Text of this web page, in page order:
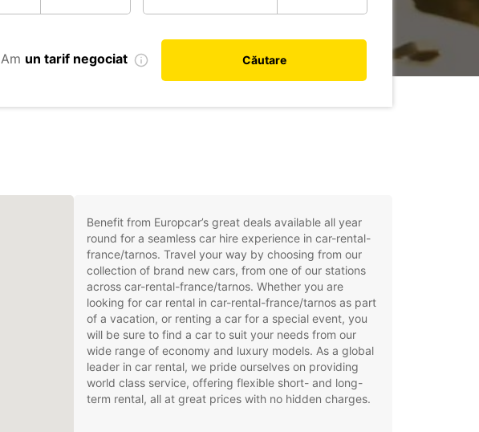
Am un tarif negociat Căutare
Benefit from Europcar’s great deals available all year
round for a seamless car hire experience in car-rental-
france/tarnos. Travel your way by choosing from our
collection of brand new cars, from one of our stations
across car-rental-france/tarnos. Whether you are
looking for car rental in car-rental-france/tarnos as part
of a vacation, or renting a car for a special event, you
will be sure to find a car to suit your needs from our
wide range of economy and luxury models. As a global
leader in car rental, we pride ourselves on providing
world class service, offering flexible short- and long-
term rental, all at great prices with no hidden charges.